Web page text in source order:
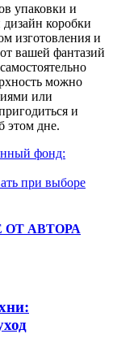
упаковки и
коробки
изготовления и
вашей фантазий
можно
или
и
этом дне.
фонд:
при выборе
АВТОРА